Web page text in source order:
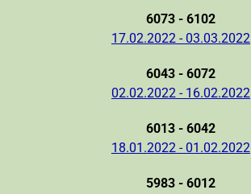
6073 - 6102
17.02.2022 - 03.03.2022
6043 - 6072
02.02.2022 - 16.02.2022
6013 - 6042
18.01.2022 - 01.02.2022
5983 - 6012